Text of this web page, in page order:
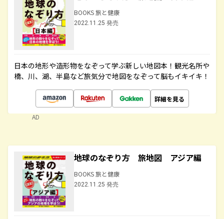
BOOKS 旅と健康
2022.11.25 発売
日本の地形や造形物をなぞって学ぶ新しい地図本！観光名所や
橋、川、湖、半島など旅気分で地図をなぞって脳もイキイキ！
詳細を見る
AD
地球のなぞり方 旅地図 アジア編
BOOKS 旅と健康
2022.11.25 発売